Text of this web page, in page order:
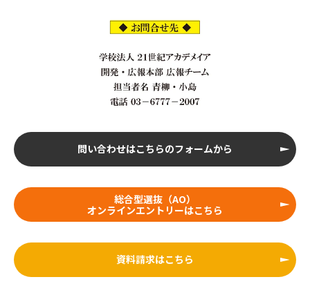
問い合わせはこちらのフォームから
総合型選抜（AO）
オンラインエントリーはこちら
資料請求はこちら